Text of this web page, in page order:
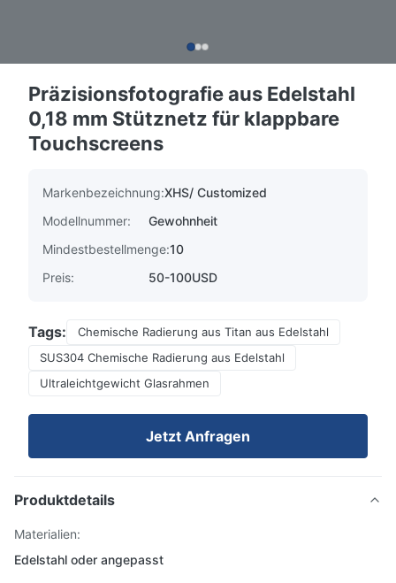
Präzisionsfotografie aus Edelstahl
0,18 mm Stütznetz für klappbare
Touchscreens
Markenbezeichnung:XHS/ Customized
Modellnummer:
Gewohnheit
Mindestbestellmenge:10
Preis:
50-100USD
Tags:
Chemische Radierung aus Titan aus Edelstahl
SUS304 Chemische Radierung aus Edelstahl
Ultraleichtgewicht Glasrahmen
Jetzt Anfragen
Produktdetails
Materialien:
Edelstahl oder angepasst